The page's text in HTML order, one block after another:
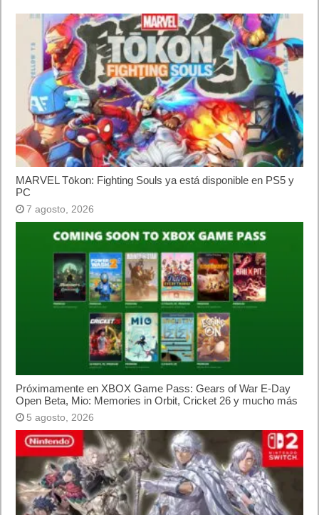
MARVEL Tōkon: Fighting Souls ya está disponible en PS5 y
PC
7 agosto, 2026
Próximamente en XBOX Game Pass: Gears of War E-Day
Open Beta, Mio: Memories in Orbit, Cricket 26 y mucho más
5 agosto, 2026